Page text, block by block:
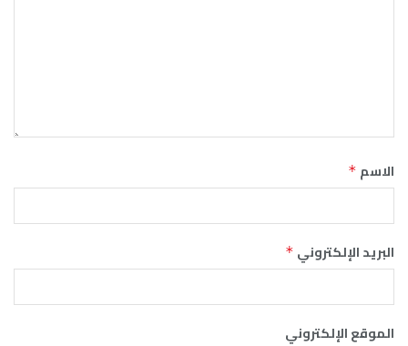
الاسم *
البريد الإلكتروني *
الموقع الإلكتروني